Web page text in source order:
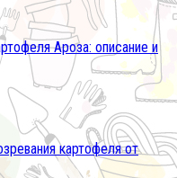
Ароза: описание и
картофеля от